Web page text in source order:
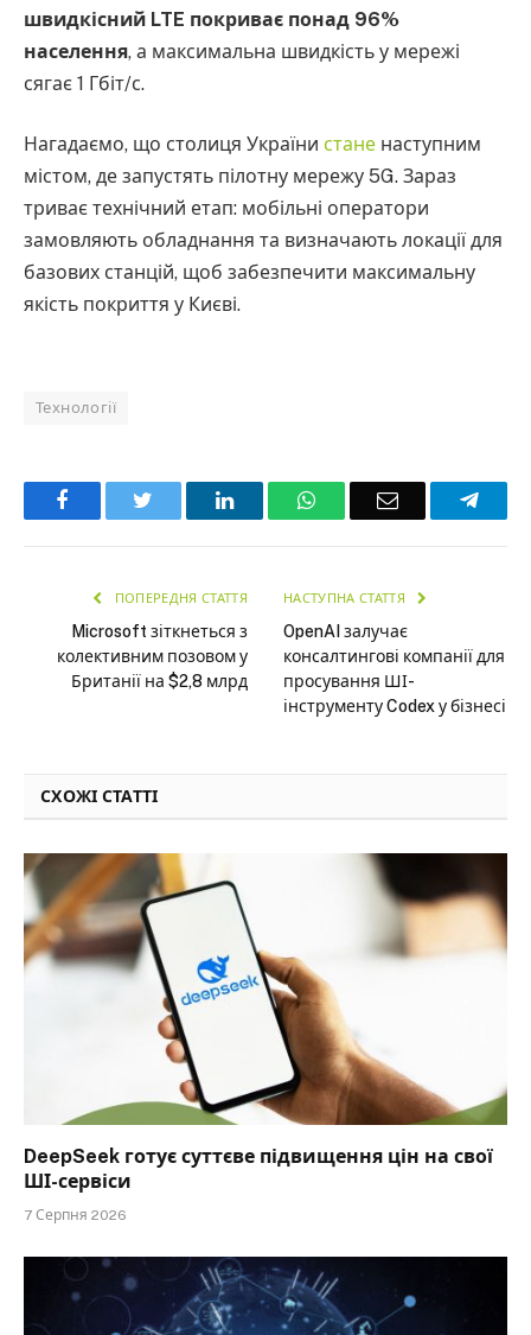
швидкісний LTE покриває понад 96%
населення, а максимальна швидкість у мережі
сягає 1 Гбіт/с.
Нагадаємо, що столиця України стане наступним
містом, де запустять пілотну мережу 5G. Зараз
триває технічний етап: мобільні оператори
замовляють обладнання та визначають локації для
базових станцій, щоб забезпечити максимальну
якість покриття у Києві.
Технології
Facebook LinkedInWhatsAppEmail
ПОПЕРЕДНЯ СТАТТЯ
Microsoft зіткнеться з
колективним позовом у
Британії на $2,8 млрд
НАСТУПНА СТАТТЯ
OpenAI залучає
консалтингові компанії для
просування ШІ-
інструменту Codex у бізнесі
СХОЖІ СТАТТІ
DeepSeek готує суттєве підвищення цін на свої
ШІ-сервіси
7 Серпня 2026